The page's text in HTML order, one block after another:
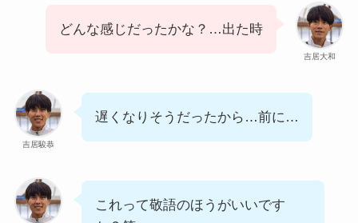
吉居大和
どんな感じだったかな？…出た時
吉居駿恭
遅くなりそうだったから…前に…
これって敬語のほうがいいです